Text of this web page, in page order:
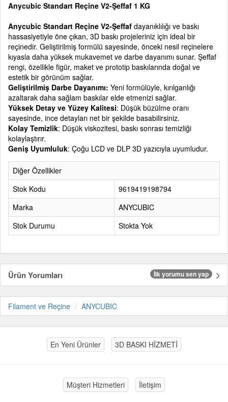
Anycubic Standart Reçine V2-Şeffaf 1 KG
Anycubic Standart Reçine V2-Şeffaf dayanıklılığı ve baskı
hassasiyetiyle öne çıkan, 3D baskı projeleriniz için ideal bir
reçinedir. Geliştirilmiş formülü sayesinde, önceki nesil reçinelere
kıyasla daha yüksek mukavemet ve darbe dayanımı sunar. Şeffaf
rengi, özellikle figür, maket ve prototip baskılarında doğal ve
estetik bir görünüm sağlar.
Geliştirilmiş Darbe Dayanımı: Yeni formülüyle, kırılganlığı
azaltarak daha sağlam baskılar elde etmenizi sağlar.
Yüksek Detay ve Yüzey Kalitesi: Düşük büzülme oranı
sayesinde, ince detayları net bir şekilde basabilirsiniz.
Kolay Temizlik: Düşük viskozitesi, baskı sonrası temizliği
kolaylaştırır.
Geniş Uyumluluk: Çoğu LCD ve DLP 3D yazıcıyla uyumludur.
Diğer Özellikler
Stok Kodu
9619419198794
Marka
ANYCUBIC
Stok Durumu
Stokta Yok
Ürün Yorumları İlk yorumu sen yap
Filament ve Reçine ANYCUBIC
En Yeni Ürünler 3D BASKI HİZMETİ
Müşteri Hizmetleri İletişim